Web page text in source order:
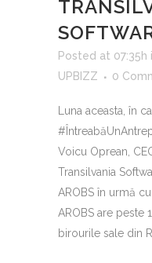
Posted at 07:35h
UPBIZZ
0
Luna aceasta, în
Voicu Oprean,
Transilvania
AROBS în urmă
AROBS are peste
birourile sale din